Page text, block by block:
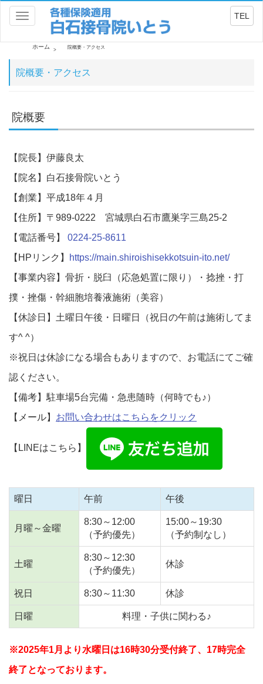
Toggle
navigation
TEL
ホーム 院概要・アクセス
院概要・アクセス
院概要
【院長】伊藤良太
【院名】白石接骨院いとう
【創業】平成18年４月
【住所】〒989-0222 宮城県白石市鷹巣字三島25-2
【電話番号】 0224-25-8611
【HPリンク】
https://main.shiroishisekkotsuin-ito.net/
【事業内容】骨折・脱臼（応急処置に限り）・捻挫・打
撲・挫傷・幹細胞培養液施術（美容）
【休診日】土曜日午後・日曜日（祝日の午前は施術してま
す^ ^）
※祝日は休診になる場合もありますので、お電話にてご確
認ください。
【備考】駐車場5台完備・急患随時（何時でも♪）
【メール】 お問い合わせはこちらをクリック
【LINEはこちら】
曜日 午前 午後
月曜～金曜
8:30～12:00
（予約優先）
15:00～19:30
（予約制なし）
土曜
8:30～12:30
（予約優先）
休診
祝日 8:30～11:30 休診
日曜 料理・子供に関わる♪
※2025年1月より水曜日は16時30分受付終了、17時完全
終了となっております。